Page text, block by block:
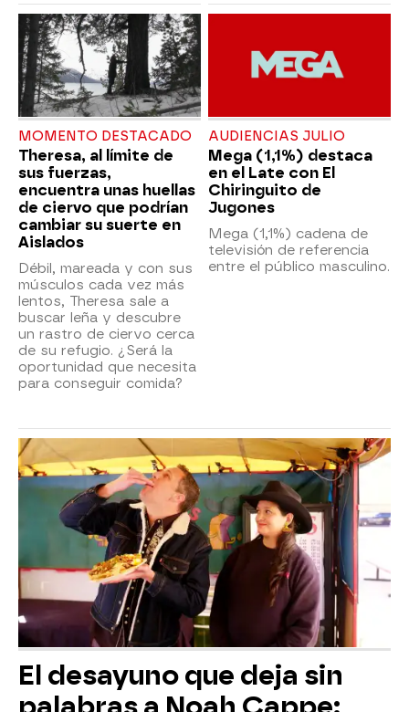
MOMENTO DESTACADO
Theresa, al límite de
sus fuerzas,
encuentra unas huellas
de ciervo que podrían
cambiar su suerte en
Aislados
Débil, mareada y con sus
músculos cada vez más
lentos, Theresa sale a
buscar leña y descubre
un rastro de ciervo cerca
de su refugio. ¿Será la
oportunidad que necesita
para conseguir comida?
AUDIENCIAS JULIO
Mega (1,1%) destaca
en el Late con El
Chiringuito de
Jugones
Mega (1,1%) cadena de
televisión de referencia
entre el público masculino.
El desayuno que deja sin